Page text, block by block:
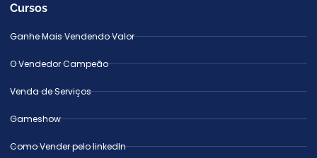
Cursos
Ganhe Mais Vendendo Valor
O Vendedor Campeão
Venda de Serviços
Gameshow
Como Vender pelo linkedIn